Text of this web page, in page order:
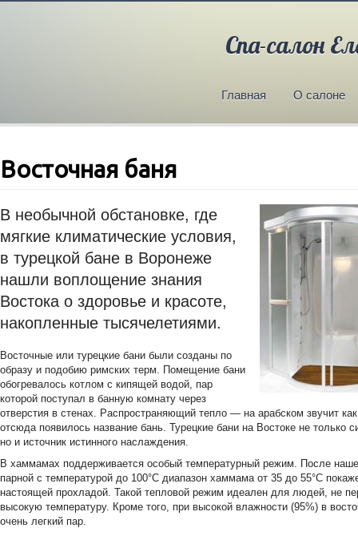
Спа-салон
Главная О салоне
Восточная баня
В необычной обстановке, где
мягкие климатические условия,
в турецкой бане в Воронеже
нашли воплощение знания
Востока о здоровье и красоте,
накопленные тысячелетиями.
Восточные или турецкие бани были созданы по
образу и подобию римских терм. Помещение бани
обогревалось котлом с кипящей водой, пар
которой поступал в банную комнату через
отверстия в стенах. Распространяющий тепло — на арабском звучит
отсюда появилось название бань. Турецкие бани на Востоке не только
но и источник истинного наслаждения.
В хаммамах поддерживается особый температурный режим. После
парной с температурой до 100°С диапазон хаммама от 35 до 55°С
настоящей прохладой. Такой тепловой режим идеален для людей, не
высокую температуру. Кроме того, при высокой влажности (95%) в
очень легкий пар.